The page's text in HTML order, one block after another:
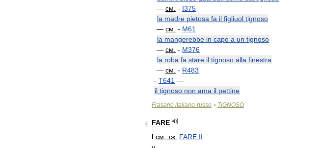
— см - I375
la madre pietosa fa il figliuol tignoso
— см - M61
la mangerebbe in capo a un tignoso
— см - M376
la roba fa stare il tignoso alla finestra
— см - R483
- T641 —
il tignoso non ama il pettine
Frasario italiano-russo > TIGNOSO
4
FARE
I см тж FARE II